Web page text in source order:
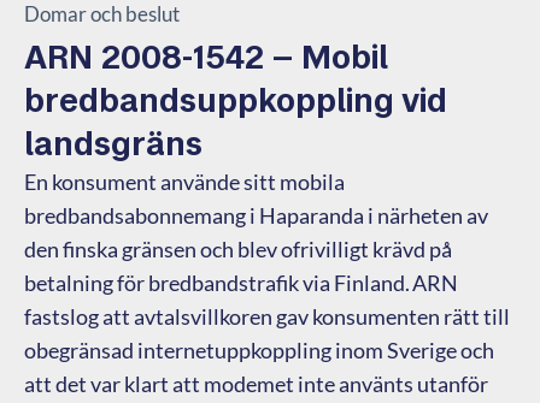
Domar och beslut
ARN 2008-1542 – Mobil
bredbandsuppkoppling vid
landsgräns
En konsument använde sitt mobila
bredbandsabonnemang i Haparanda i närheten av
den finska gränsen och blev ofrivilligt krävd på
betalning för bredbandstrafik via Finland. ARN
fastslog att avtalsvillkoren gav konsumenten rätt till
obegränsad internetuppkoppling inom Sverige och
att det var klart att modemet inte använts utanför